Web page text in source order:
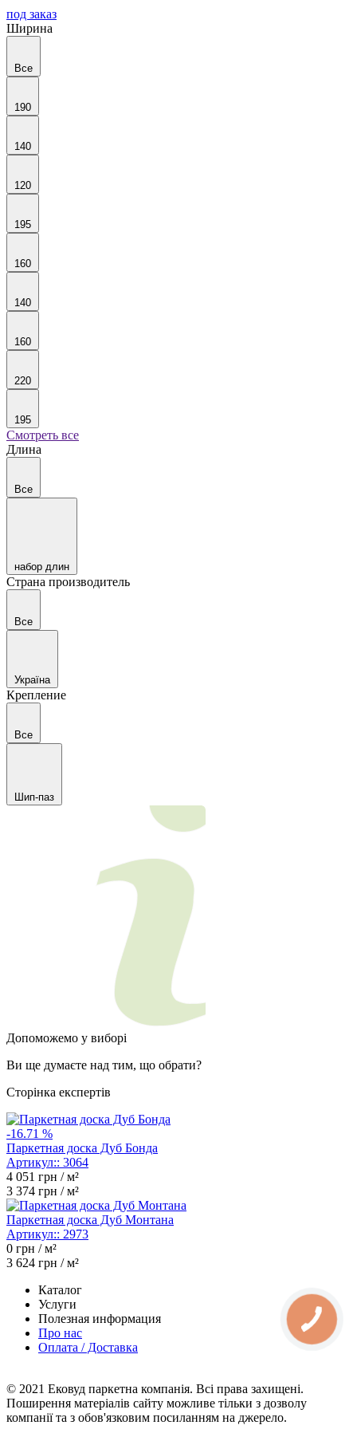
под заказ
Ширина
Все
190
140
120
195
160
140
160
220
195
Смотреть все
Длина
Все
набор длин
Страна производитель
Все
Україна
Крепление
Все
Шип-паз
Допоможемо у виборі
Ви ще думаєте над тим, що обрати?
Сторінка експертів
-16.71 %
Паркетная доска Дуб Бонда
Артикул:: 3064
4 051 грн / м²
3 374 грн / м²
Паркетная доска Дуб Монтана
Артикул:: 2973
0 грн / м²
3 624 грн / м²
Каталог
Услуги
Полезная информация
Про нас
Оплата / Доставка
© 2021 Ековуд паркетна компанія. Всі права захищені.
Поширення матеріалів сайту можливе тільки з дозволу
компанії та з обов'язковим посиланням на джерело.